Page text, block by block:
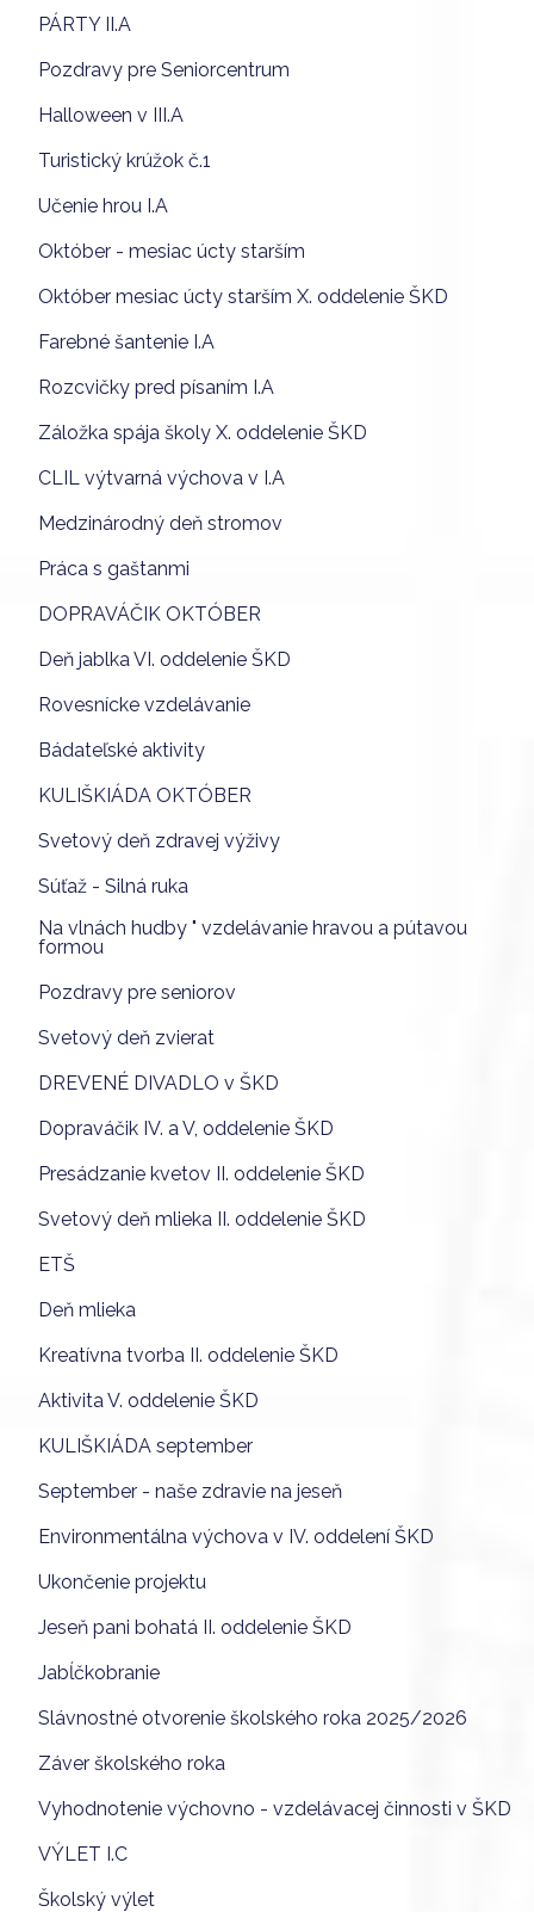
PÁRTY II.A
Pozdravy pre Seniorcentrum
Halloween v III.A
Turistický krúžok č.1
Učenie hrou I.A
Október - mesiac úcty starším
Október mesiac úcty starším X. oddelenie ŠKD
Farebné šantenie I.A
Rozcvičky pred písaním I.A
Záložka spája školy X. oddelenie ŠKD
CLIL výtvarná výchova v I.A
Medzinárodný deň stromov
Práca s gaštanmi
DOPRAVÁČIK OKTÓBER
Deň jablka VI. oddelenie ŠKD
Rovesnícke vzdelávanie
Bádateľské aktivity
KULIŠKIÁDA OKTÓBER
Svetový deň zdravej výživy
Súťaž - Silná ruka
Na vlnách hudby " vzdelávanie hravou a pútavou
formou
Pozdravy pre seniorov
Svetový deň zvierat
DREVENÉ DIVADLO v ŠKD
Dopraváčik IV. a V, oddelenie ŠKD
Presádzanie kvetov II. oddelenie ŠKD
Svetový deň mlieka II. oddelenie ŠKD
ETŠ
Deň mlieka
Kreatívna tvorba II. oddelenie ŠKD
Aktivita V. oddelenie ŠKD
KULIŠKIÁDA september
September - naše zdravie na jeseň
Environmentálna výchova v IV. oddelení ŠKD
Ukončenie projektu
Jeseň pani bohatá II. oddelenie ŠKD
Jabĺčkobranie
Slávnostné otvorenie školského roka 2025/2026
Záver školského roka
Vyhodnotenie výchovno - vzdelávacej činnosti v ŠKD
VÝLET I.C
Školský výlet